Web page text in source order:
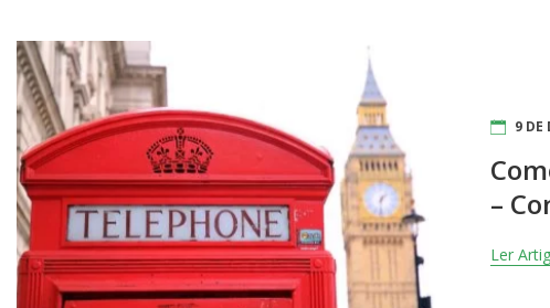
9 DE
–
Ler